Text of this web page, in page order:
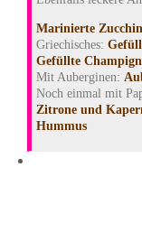
Marinierte
Griechisches:
Gefüllte
Mit Auberginen:
Noch einmal mit
Zitrone und
Hummus